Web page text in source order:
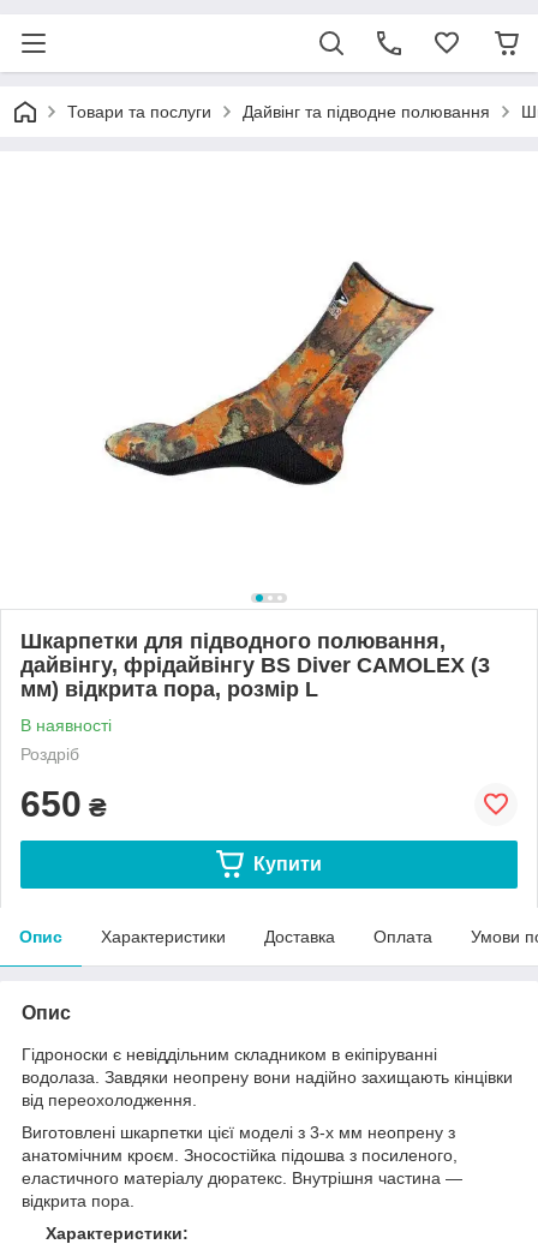
Товари та послуги Дайвінг та підводне полювання
Шкарпетки для підводного полювання,
дайвінгу, фрідайвінгу BS Diver CAMOLEX (3
мм) відкрита пора, розмір L
В наявності
Роздріб
650 ₴
Купити
Опис Характеристики Доставка Оплата Умови
Опис
Гідроноски є невіддільним складником в екіпіруванні
водолаза. Завдяки неопрену вони надійно захищають кінцівки
від переохолодження.
Виготовлені шкарпетки цієї моделі з 3-х мм неопрену з
анатомічним кроєм. Зносостійка підошва з посиленого,
еластичного матеріалу дюратекс. Внутрішня частина —
відкрита пора.
Характеристики: